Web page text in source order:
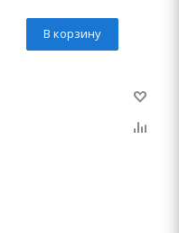
В корзину